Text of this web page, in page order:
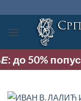
на
садржај
: до 50%